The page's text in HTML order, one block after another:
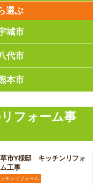
選ぶ
城市
代市
本市
フォーム事
市Y様邸 キッチンリフォ
工事
チンリフォーム